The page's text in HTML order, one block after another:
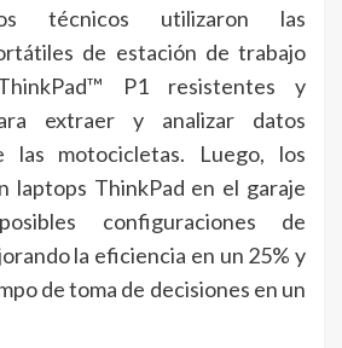
técnicos utilizaron las
de estación de trabajo
P1 resistentes y
extraer y analizar datos
las motocicletas. Luego, los
laptops ThinkPad en el garaje
configuraciones de
la eficiencia en un 25% y
de toma de decisiones en un